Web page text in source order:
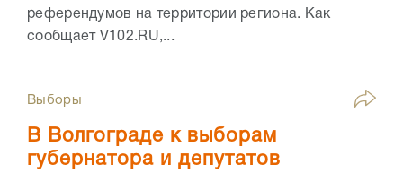
референдумов на территории региона. Как
сообщает V102.RU,...
Выборы
В Волгограде к выборам
губернатора и депутатов